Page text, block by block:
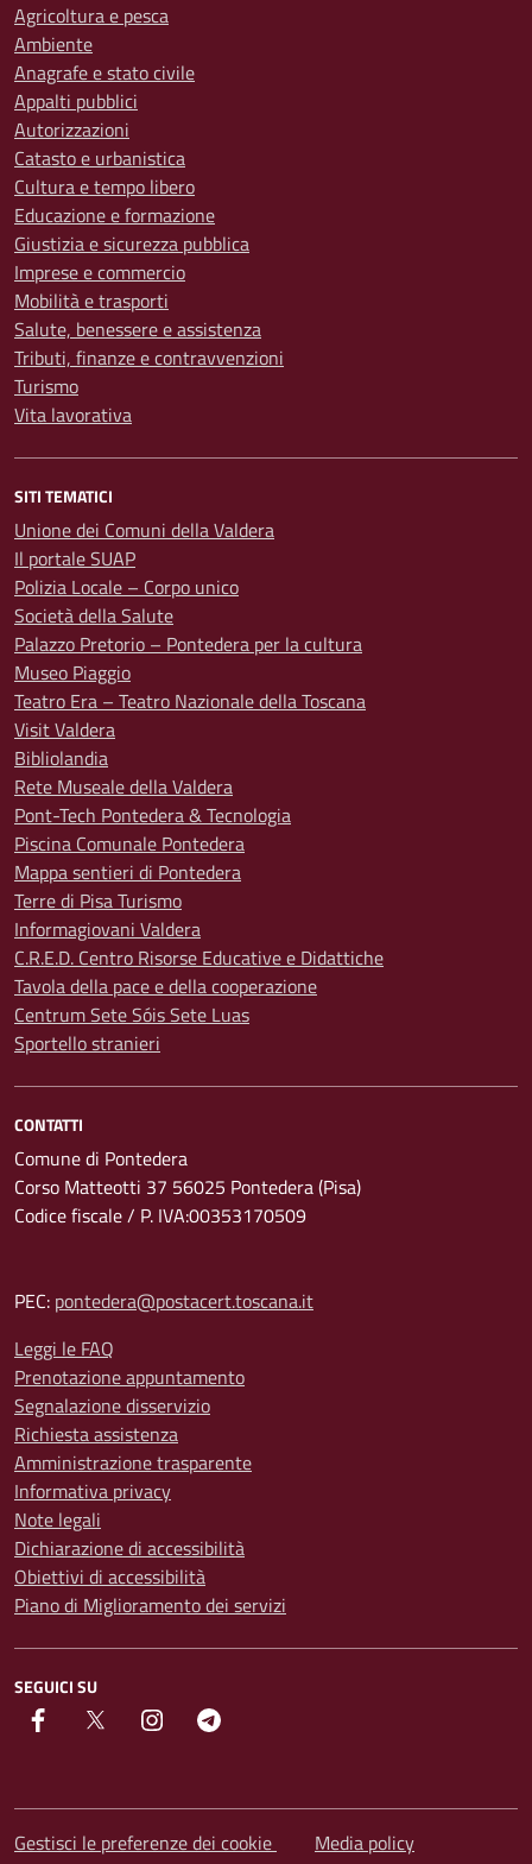
Agricoltura e pesca
Ambiente
Anagrafe e stato civile
Appalti pubblici
Autorizzazioni
Catasto e urbanistica
Cultura e tempo libero
Educazione e formazione
Giustizia e sicurezza pubblica
Imprese e commercio
Mobilità e trasporti
Salute, benessere e assistenza
Tributi, finanze e contravvenzioni
Turismo
Vita lavorativa
SITI TEMATICI
Unione dei Comuni della Valdera
Il portale SUAP
Polizia Locale – Corpo unico
Società della Salute
Palazzo Pretorio – Pontedera per la cultura
Museo Piaggio
Teatro Era – Teatro Nazionale della Toscana
Visit Valdera
Bibliolandia
Rete Museale della Valdera
Pont-Tech Pontedera & Tecnologia
Piscina Comunale Pontedera
Mappa sentieri di Pontedera
Terre di Pisa Turismo
Informagiovani Valdera
C.R.E.D. Centro Risorse Educative e Didattiche
Tavola della pace e della cooperazione
Centrum Sete Sóis Sete Luas
Sportello stranieri
CONTATTI
Comune di Pontedera
Corso Matteotti 37 56025 Pontedera (Pisa)
Codice fiscale / P. IVA:00353170509
PEC: pontedera@postacert.toscana.it
Leggi le FAQ
Prenotazione appuntamento
Segnalazione disservizio
Richiesta assistenza
Amministrazione trasparente
Informativa privacy
Note legali
Dichiarazione di accessibilità
Obiettivi di accessibilità
Piano di Miglioramento dei servizi
SEGUICI SU
facebook Twitter instagram
Gestisci le preferenze dei cookie Media policy